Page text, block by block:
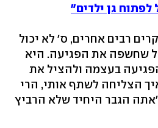
לפתוח גן ילדים"
רבים אחרים, ס' לא יכול
שחשפה את הפגיעה. היא
בעצמה ולהציל את
הצליחה לשתף אותי, הרי
'אתה הגבר היחיד שלא הרביץ